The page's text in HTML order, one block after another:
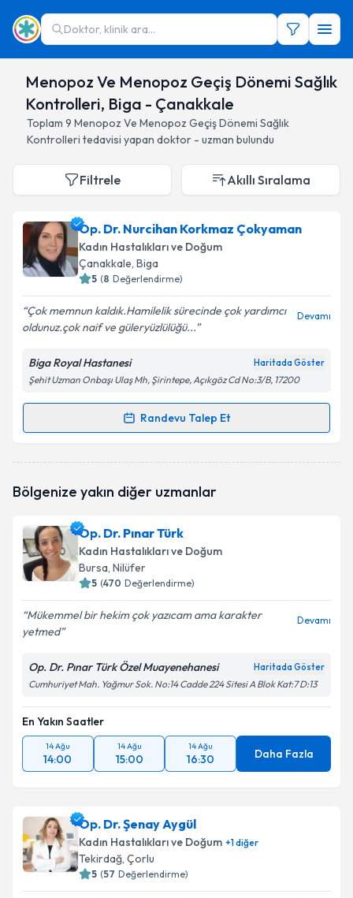
Doktor, klinik ara...
Menopoz Ve Menopoz Geçiş Dönemi Sağlık
Kontrolleri, Biga - Çanakkale
Toplam 9 Menopoz Ve Menopoz Geçiş Dönemi Sağlık
Kontrolleri tedavisi yapan doktor - uzman bulundu
Filtrele Akıllı Sıralama
Op. Dr. Nurcihan Korkmaz Çokyaman
Kadın Hastalıkları ve Doğum
Çanakkale, Biga
5 (8 Değerlendirme)
Çok memnun kaldık.Hamilelik sürecinde çok yardımcı
oldunuz.çok naif ve güleryüzlülüğü...
Devamı
Biga Royal Hastanesi Haritada Göster
Şehit Uzman Onbaşı Ulaş Mh, Şirintepe, Açıkgöz Cd No:3/B, 17200
Randevu Talep Et
Randevu Takvimi Talebi
takvimi talebi oluşturun. Size bu uzmandan randevu
bilgilendireceğiz.
E-posta Adresiniz
kapsamda işlenmesini kabul ediyorum.
Bölgenize yakın diğer uzmanlar
Op. Dr. Pınar Türk
Kadın Hastalıkları ve Doğum
Bursa, Nilüfer
5 (470 Değerlendirme)
Mükemmel bir hekim çok yazıcam ama karakter
yetmed
Devamı
Op. Dr. Pınar Türk Özel Muayenehanesi Haritada Göster
Cumhuriyet Mah. Yağmur Sok. No:14 Cadde 224 Sitesi A Blok Kat:7 D:13
En Yakın Saatler
14 Ağu
14:00
14 Ağu
15:00
14 Ağu
16:30 Daha Fazla
Op. Dr. Şenay Aygül
Kadın Hastalıkları ve Doğum +1diğer
Tekirdağ, Çorlu
5 (57 Değerlendirme)